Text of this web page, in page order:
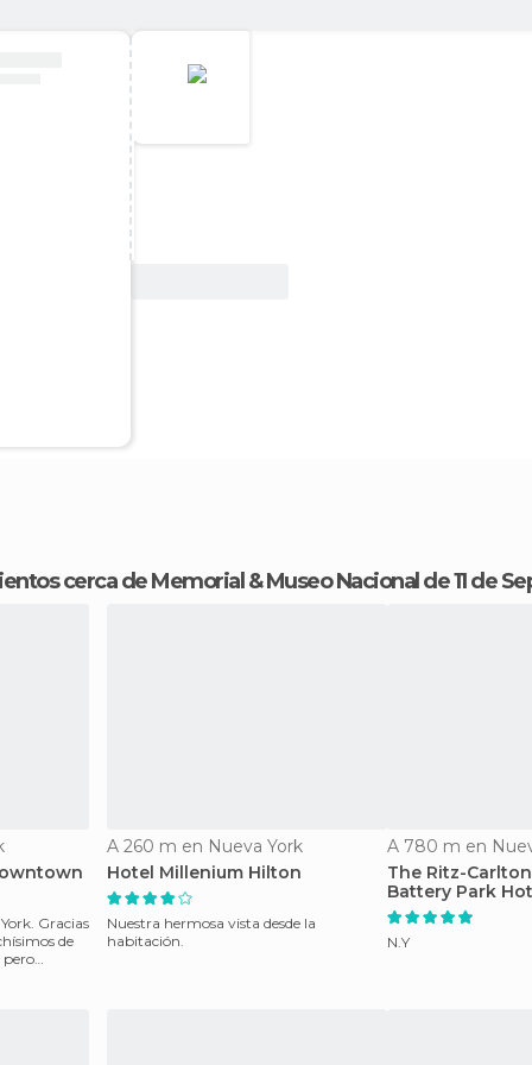
cerca de Memorial & Museo Nacional de 11 de
Gracias
de
pero
A 260 m en Nueva York
Hotel Millenium Hilton
Nuestra hermosa vista desde la
habitación.
A 780 m en
The Ritz-
Battery Park
N.Y